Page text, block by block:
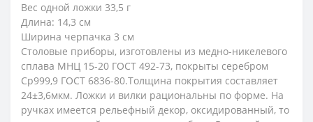
Вес одной ложки 33,5 г
Длина: 14,3 см
Ширина черпачка 3 см
Столовые приборы, изготовлены из медно-никелевого
сплава МНЦ 15-20 ГОСТ 492-73, покрыты серебром
Ср999,9 ГОСТ 6836-80.Толщина покрытия составляет
24±3,6мкм. Ложки и вилки рациональны по форме. На
ручках имеется рельефный декор, оксидированный, то